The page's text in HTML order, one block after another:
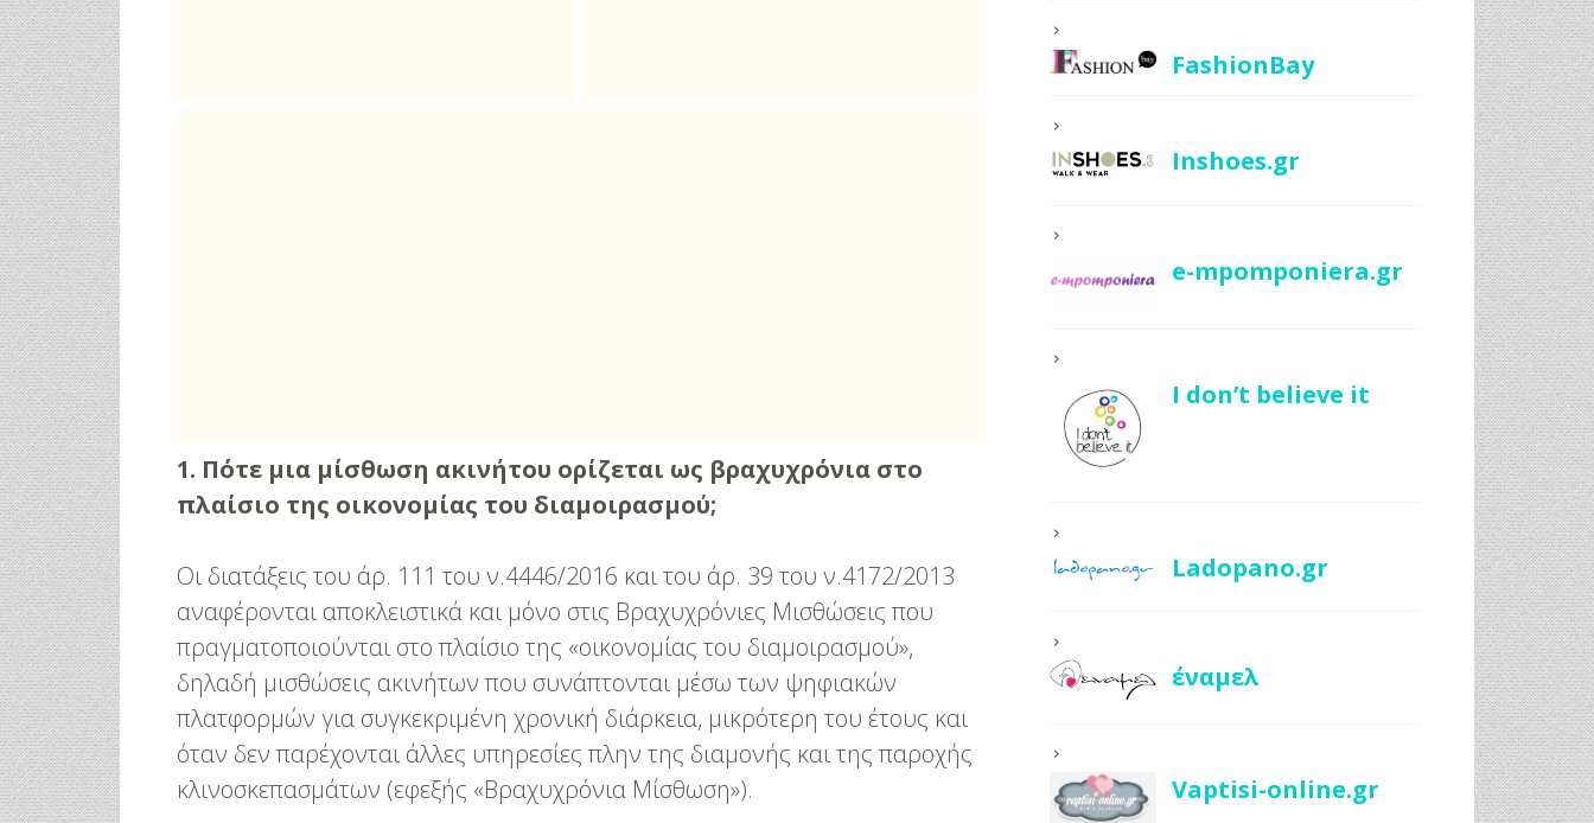
1. Πότε μια μίσθωση ακινήτου ορίζεται ως βραχυχρόνια στο
πλαίσιο της οικονομίας του διαμοιρασμού;
Οι διατάξεις του άρ. 111 του ν.4446/2016 και του άρ. 39 του ν.4172/2013
αναφέρονται αποκλειστικά και μόνο στις Βραχυχρόνιες Μισθώσεις που
πραγματοποιούνται στο πλαίσιο της «οικονομίας του διαμοιρασμού»,
δηλαδή μισθώσεις ακινήτων που συνάπτονται μέσω των ψηφιακών
πλατφορμών για συγκεκριμένη χρονική διάρκεια, μικρότερη του έτους και
όταν δεν παρέχονται άλλες υπηρεσίες πλην της διαμονής και της παροχής
κλινοσκεπασμάτων (εφεξής «Βραχυχρόνια Μίσθωση»).
FashionBay
Inshoes.gr
e-mpomponiera.gr
I don’t believe it
Ladopano.gr
έναμελ
Vaptisi-online.gr